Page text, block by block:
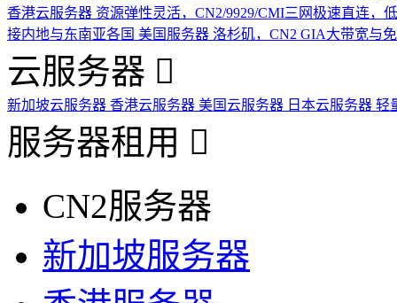
香港云服务器 资源弹性灵活，CN2/9929/CMI三网极速直连，
接内地与东南亚各国 美国服务器 洛杉矶，CN2 GIA大带宽与
云服务器
新加坡云服务器 香港云服务器 美国云服务器 日本云服务器 轻
服务器租用
CN2服务器
新加坡服务器